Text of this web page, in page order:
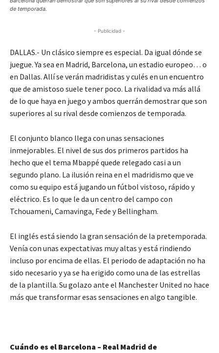
de temporada.
- Publicidad -
DALLAS.- Un clásico siempre es especial. Da igual dónde se
juegue. Ya sea en Madrid, Barcelona, un estadio europeo… o
en Dallas. Allí se verán madridistas y culés en un encuentro
que de amistoso suele tener poco. La rivalidad va más allá
de lo que haya en juego y ambos querrán demostrar que son
superiores al su rival desde comienzos de temporada.
El conjunto blanco llega con unas sensaciones
inmejorables. El nivel de sus dos primeros partidos ha
hecho que el tema Mbappé quede relegado casi a un
segundo plano. La ilusión reina en el madridismo que ve
como su equipo está jugando un fútbol vistoso, rápido y
eléctrico. Es lo que le da un centro del campo con
Tchouameni, Camavinga, Fede y Bellingham.
El inglés está siendo la gran sensación de la pretemporada.
Venía con unas expectativas muy altas y está rindiendo
incluso por encima de ellas. El periodo de adaptación no ha
sido necesario y ya se ha erigido como una de las estrellas
de la plantilla. Su golazo ante el Manchester United no hace
más que transformar esas sensaciones en algo tangible.
Cuándo es el Barcelona – Real Madrid de